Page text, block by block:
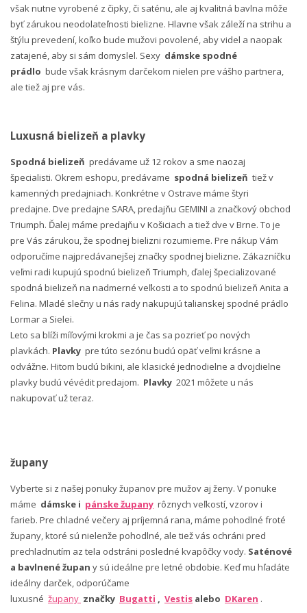
však nutne vyrobené z čipky, či saténu, ale aj kvalitná bavlna môže
byť zárukou neodolateľnosti bielizne. Hlavne však záleží na strihu a
štýlu prevedení, koľko bude mužovi povolené, aby videl a naopak
zatajené, aby si sám domyslel. Sexy dámske spodné
prádlo bude však krásnym darčekom nielen pre vášho partnera,
ale tiež aj pre vás.
Luxusná bielizeň a plavky
Spodná bielizeň predávame už 12 rokov a sme naozaj
špecialisti. Okrem eshopu, predávame spodná bielizeň tiež v
kamenných predajniach. Konkrétne v Ostrave máme štyri
predajne. Dve predajne SARA, predajňu GEMINI a značkový obchod
Triumph. Ďalej máme predajňu v Košiciach a tiež dve v Brne. To je
pre Vás zárukou, že spodnej bielizni rozumieme. Pre nákup Vám
odporučíme najpredávanejšej značky spodnej bielizne. Zákazníčku
veľmi radi kupujú spodnú bielizeň Triumph, ďalej špecializované
spodná bielizeň na nadmerné veľkosti a to spodnú bielizeň Anita a
Felina. Mladé slečny u nás rady nakupujú talianskej spodné prádlo
Lormar a Sielei.
Leto sa blíži míľovými krokmi a je čas sa pozrieť po nových
plavkách. Plavky pre túto sezónu budú opäť veľmi krásne a
odvážne. Hitom budú bikini, ale klasické jednodielne a dvojdielne
plavky budú vévédit predajom. Plavky 2021 môžete u nás
nakupovať už teraz.
župany
Vyberte si z našej ponuky županov pre mužov aj ženy. V ponuke
máme dámske i pánske župany rôznych veľkostí, vzorov i
farieb. Pre chladné večery aj príjemná rana, máme pohodlné froté
župany, ktoré sú nielenže pohodlné, ale tiež vás ochráni pred
prechladnutím az tela odstráni posledné kvapôčky vody. Saténové
a bavlnené župan y sú ideálne pre letné obdobie. Keď mu hľadáte
ideálny darček, odporúčame
luxusné župany značky Bugatti , Vestis alebo DKaren .